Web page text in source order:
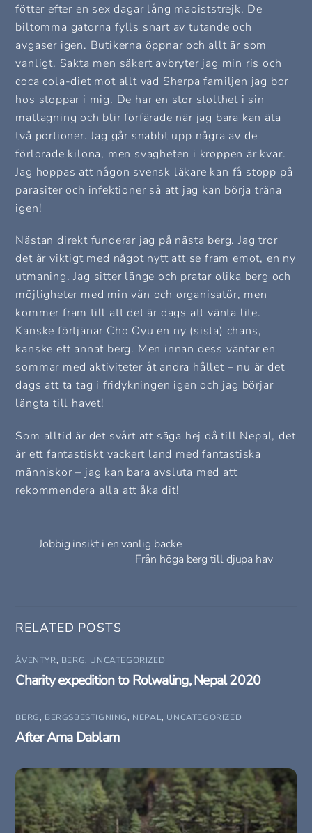
fötter efter en sex dagar lång maoiststrejk. De
biltomma gatorna fylls snart av tutande och
avgaser igen. Butikerna öppnar och allt är som
vanligt. Sakta men säkert avbryter jag min ris och
coca cola-diet mot allt vad Sherpa familjen jag bor
hos stoppar i mig. De har en stor stolthet i sin
matlagning och blir förfärade när jag bara kan äta
två portioner. Jag går snabbt upp några av de
förlorade kilona, men svagheten i kroppen är kvar.
Jag hoppas att någon svensk läkare kan få stopp på
parasiter och infektioner så att jag kan börja träna
igen!
Nästan direkt funderar jag på nästa berg. Jag tror
det är viktigt med något nytt att se fram emot, en ny
utmaning. Jag sitter länge och pratar olika berg och
möjligheter med min vän och organisatör, men
kommer fram till att det är dags att vänta lite.
Kanske förtjänar Cho Oyu en ny (sista) chans,
kanske ett annat berg. Men innan dess väntar en
sommar med aktiviteter åt andra hållet – nu är det
dags att ta tag i fridykningen igen och jag börjar
längta till havet!
Som alltid är det svårt att säga hej då till Nepal, det
är ett fantastiskt vackert land med fantastiska
människor – jag kan bara avsluta med att
rekommendera alla att åka dit!
Jobbig insikt i en vanlig backe
Från höga berg till djupa hav
RELATED POSTS
ÄVENTYR, BERG, UNCATEGORIZED
Charity expedition to Rolwaling, Nepal 2020
BERG, BERGSBESTIGNING, NEPAL, UNCATEGORIZED
After Ama Dablam